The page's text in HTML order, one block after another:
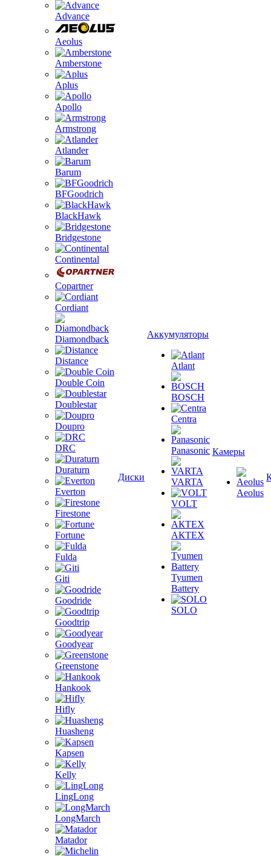
Advance
Aeolus
Amberstone
Aplus
Apollo
Armstrong
Atlander
Barum
BFGoodrich
BlackHawk
Bridgestone
Continental
Copartner
Cordiant
Diamondback
Distance
Double Coin
Doublestar
Doupro
DRC
Duraturn
Everton
Firestone
Fortune
Fulda
Giti
Goodride
Goodtrip
Goodyear
Greenstone
Hankook
Hifly
Huasheng
Kapsen
Kelly
LingLong
LongMarch
Matador
Диски
Аккумуляторы
Atlant
BOSCH
Centra
Panasonic
VARTA
VOLT
АКТЕХ
Tyumen
Battery
SOLO
Камеры
Aeolus